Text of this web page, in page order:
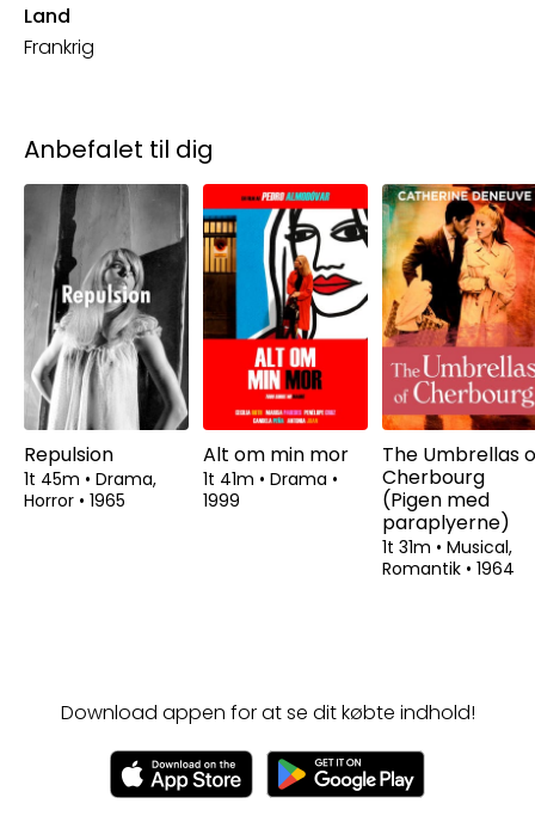
Land
Frankrig
Anbefalet til dig
Repulsion
1t 45m • Drama,
Horror • 1965
Alt om min mor
1t 41m • Drama •
1999
The Umbrellas
Cherbourg
(Pigen med
paraplyerne)
1t 31m • Musical,
Romantik • 1964
Download appen for at se dit købte indhold!